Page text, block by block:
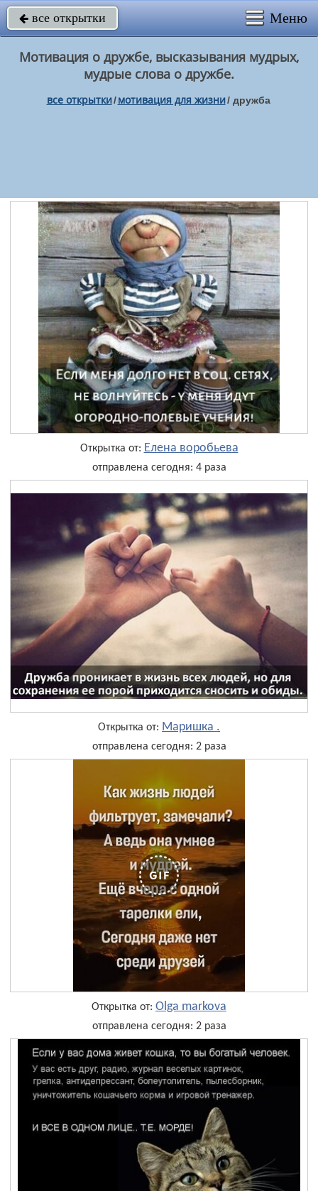
 все открытки Меню
Мотивация о дружбе, высказывания мудрых,
мудрые слова о дружбе.
все открытки/ мотивация для жизни/ дружба
Открытка от: Елена воробьева
отправлена сегодня: 4 раза
Открытка от: Маришка .
отправлена сегодня: 2 раза
Открытка от: Olga markova
отправлена сегодня: 2 раза